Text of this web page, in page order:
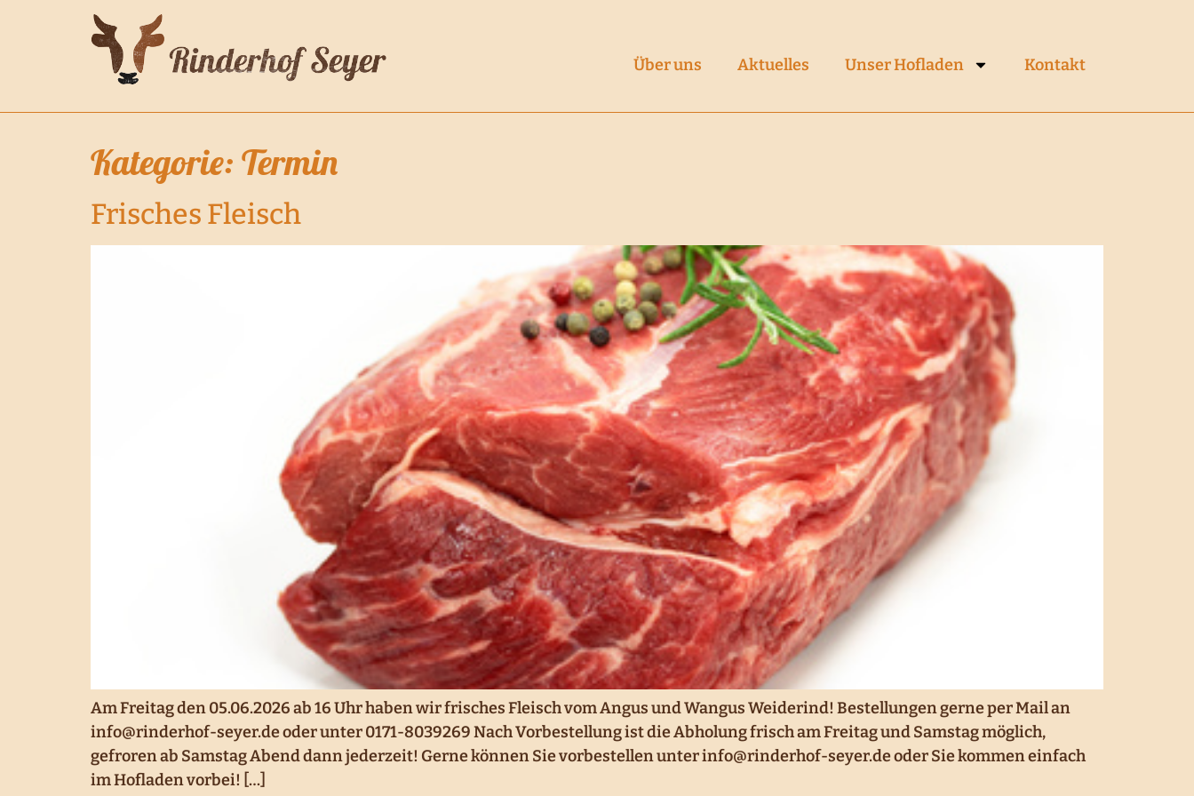
Über uns Aktuelles Unser Hofladen Kontakt
Kategorie: Termin
Frisches Fleisch
Am Freitag den 05.06.2026 ab 16 Uhr haben wir frisches Fleisch vom Angus und Wangus Weiderind! Bestellungen gerne per Mail an
info@rinderhof-seyer.de oder unter 0171-8039269 Nach Vorbestellung ist die Abholung frisch am Freitag und Samstag möglich,
gefroren ab Samstag Abend dann jederzeit! Gerne können Sie vorbestellen unter info@rinderhof-seyer.de oder Sie kommen einfach
im Hofladen vorbei! […]